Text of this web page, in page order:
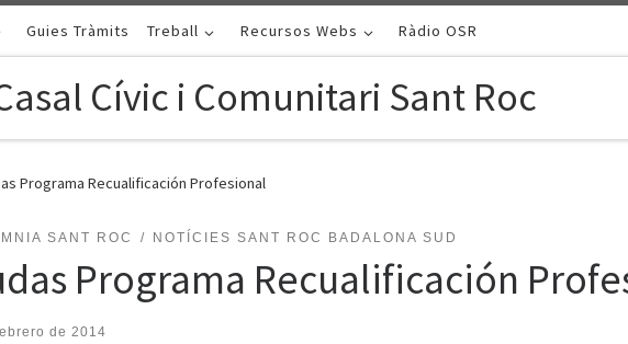
Guies Tràmits Treball Recursos Webs Ràdio OSR
Cívic i Comunitari Sant Roc
Programa Recualificación Profesional
SANT ROC NOTÍCIES SANT ROC BADALONA SUD
Programa Recualificación
de 2014